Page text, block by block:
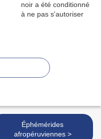
Éphémérides
afropéruviennes >